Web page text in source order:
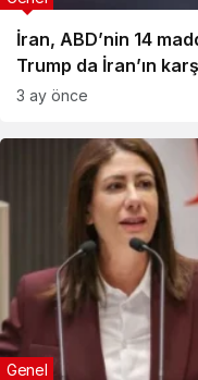
İran, ABD’nin 14
Trump da İran’ın
3 ay önce
Genel